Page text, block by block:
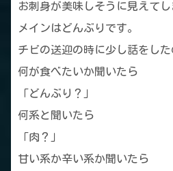
お刺身が美味しそうに見えてし
メインはどんぶりです。
チビの送迎の時に少し話をした
何が食べたいか聞いたら
「どんぶり？」
何系と聞いたら
「肉？」
甘い系か辛い系か聞いたら